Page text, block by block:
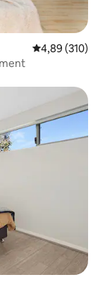
Gemiddelde
4,89 (310)